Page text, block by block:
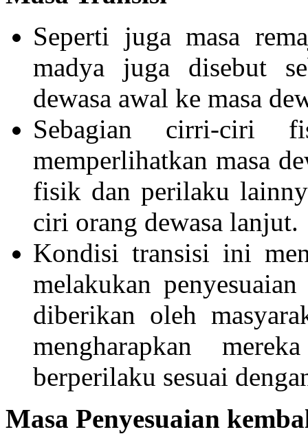
Seperti juga masa
madya juga disebut
dewasa awal ke masa
Sebagian cirri-ciri
memperlihatkan masa
fisik dan perilaku
ciri orang dewasa lanjut.
Kondisi transisi ini
melakukan
diberikan oleh
mengharapkan
berperilaku sesuai
Masa Penyesuaian